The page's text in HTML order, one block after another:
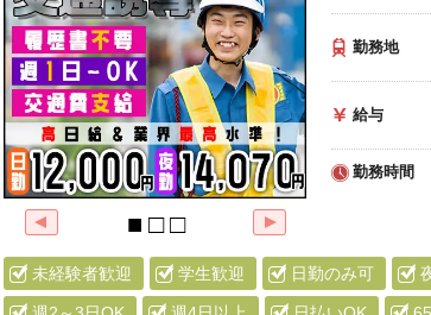
勤務地
給与
勤務時間
未経験者歓迎 学生歓迎 日勤のみ可